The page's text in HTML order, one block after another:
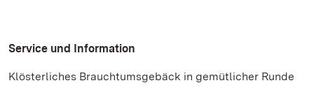
Service und Information
Klösterliches Brauchtumsgebäck in gemütlicher Runde